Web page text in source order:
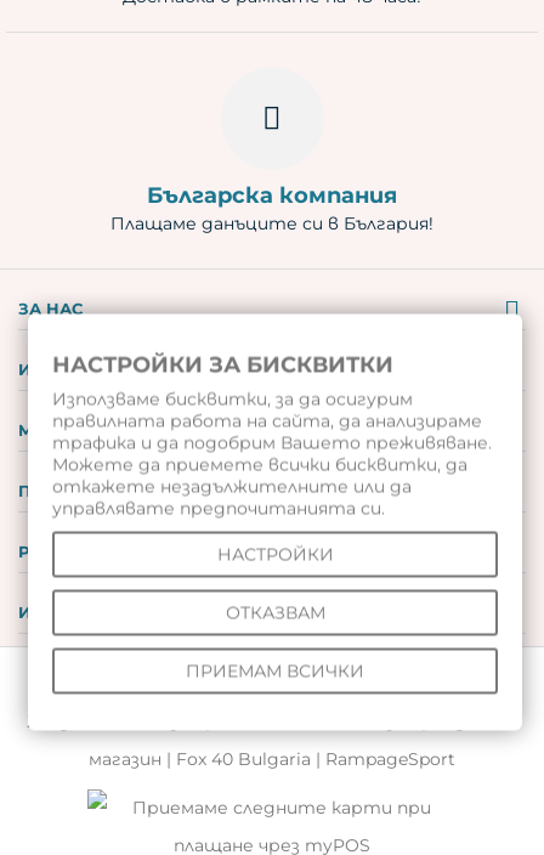
Българска компания
Плащаме данъците си в България!
ЗА НАС
ИНФОРМАЦИЯ
МОЯТ ПРОФИЛ
ПОДАРЪЧНИ ВАУЧЕРИ
РЕВЮТА
ИНСТРУМЕНТИ
© 2026 Всички права запазени | Волейболен магазин
Хандбален магазин
магазин | Fox 40 Bulgaria | RampageSport
НАСТРОЙКИ ЗА БИСКВИТКИ
Използваме бисквитки, за да осигурим
правилната работа на сайта, да анализираме
трафика и да подобрим Вашето преживяване.
Можете да приемете всички бисквитки, да
откажете незадължителните или да
управлявате предпочитанията си.
НАСТРОЙКИ
ОТКАЗВАМ
ПРИЕМАМ ВСИЧКИ